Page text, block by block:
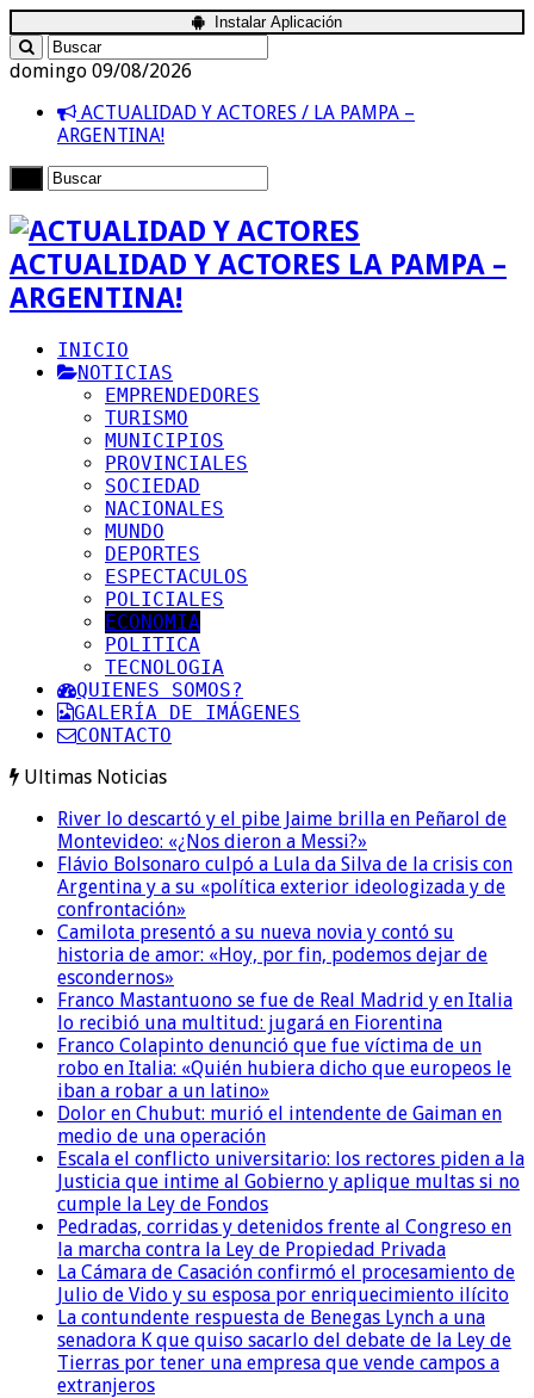
Instalar Aplicación
domingo 09/08/2026
ACTUALIDAD Y ACTORES / LA PAMPA –
ARGENTINA!
ACTUALIDAD Y ACTORES LA PAMPA –
ARGENTINA!
INICIO
NOTICIAS
EMPRENDEDORES
TURISMO
MUNICIPIOS
PROVINCIALES
SOCIEDAD
NACIONALES
MUNDO
DEPORTES
ESPECTACULOS
POLICIALES
ECONOMIA
POLITICA
TECNOLOGIA
QUIENES SOMOS?
GALERÍA DE IMÁGENES
CONTACTO
Ultimas Noticias
River lo descartó y el pibe Jaime brilla en Peñarol de
Montevideo: «¿Nos dieron a Messi?»
Flávio Bolsonaro culpó a Lula da Silva de la crisis con
Argentina y a su «política exterior ideologizada y de
confrontación»
Camilota presentó a su nueva novia y contó su
historia de amor: «Hoy, por fin, podemos dejar de
escondernos»
Franco Mastantuono se fue de Real Madrid y en Italia
lo recibió una multitud: jugará en Fiorentina
Franco Colapinto denunció que fue víctima de un
robo en Italia: «Quién hubiera dicho que europeos le
iban a robar a un latino»
Dolor en Chubut: murió el intendente de Gaiman en
medio de una operación
Escala el conflicto universitario: los rectores piden a la
Justicia que intime al Gobierno y aplique multas si no
cumple la Ley de Fondos
Pedradas, corridas y detenidos frente al Congreso en
la marcha contra la Ley de Propiedad Privada
La Cámara de Casación confirmó el procesamiento de
Julio de Vido y su esposa por enriquecimiento ilícito
La contundente respuesta de Benegas Lynch a una
senadora K que quiso sacarlo del debate de la Ley de
Tierras por tener una empresa que vende campos a
extranjeros